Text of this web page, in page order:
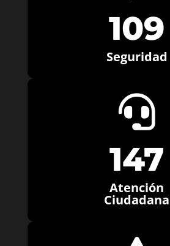
109
Seguridad

147
Atención
Ciudadana